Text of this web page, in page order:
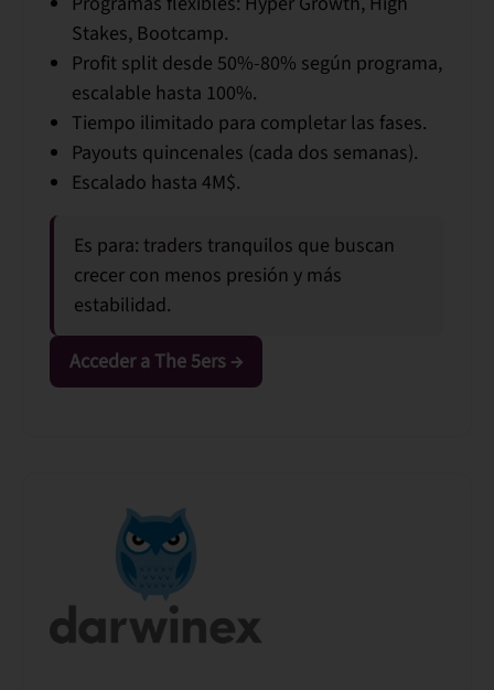
Stakes, Bootcamp.
Profit split desde 50%-80% según programa,
escalable hasta 100%.
Tiempo ilimitado para completar las fases.
Payouts quincenales (cada dos semanas).
Escalado hasta 4M$.
Es para: traders tranquilos que buscan
crecer con menos presión y más
estabilidad.
Acceder a The 5ers →